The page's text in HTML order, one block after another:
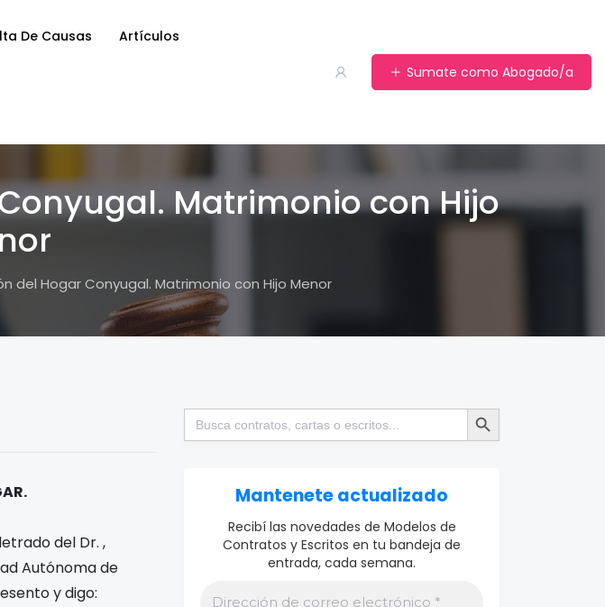
De Causas Artículos
Sumate como Abogado/a
Matrimonio con Hijo
del Hogar Conyugal. Matrimonio con Hijo Menor
del Dr. ,
Autónoma de
y digo:
Buscar: Botón de búsqueda
Mantenete actualizado
Recibí las novedades de Modelos de
Contratos y Escritos en tu bandeja de
entrada, cada semana.